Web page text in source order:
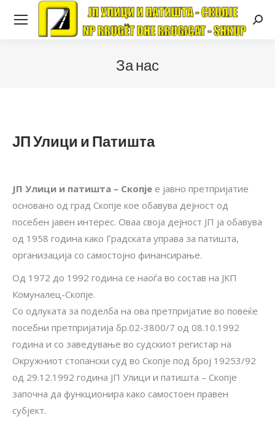
За нас
ЈП Улици и Патишта
ЈП Улици и патишта – Скопје е јавно претпријатие
основано од град Скопје кое обавува дејност од
посебен јавен интерес. Оваа своја дејност ЈП ја обавува
од 1958 година како Градската управа за патишта,
организација со самостојно финансирање.
Од 1972 до 1992 година се наоѓа во состав на ЈКП
Комуналец-Скопје.
Со одлуката за поделба на ова претпријатие во повеќе
посебни претпријатија бр.02-3800/7 од 08.10.1992
година и со заведување во судскиот регистар на
Окружниот стопански суд во Скопје под број 19253/92
од 29.12.1992 година ЈП Улици и патишта – Скопје
започна да функционира како самостоен правен
субјект.